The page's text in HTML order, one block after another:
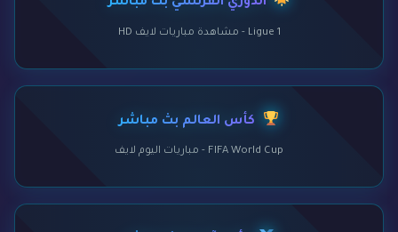
الدوري الفرنسي بث مباشر
Ligue 1 - مشاهدة مباريات لايف HD
كأس العالم بث مباشر
FIFA World Cup - مباريات اليوم لايف